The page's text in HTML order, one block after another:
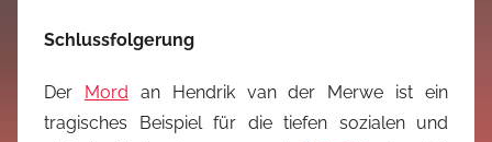
Schlussfolgerung
Der Mord an Hendrik van der Merwe ist ein
tragisches Beispiel für die tiefen sozialen und